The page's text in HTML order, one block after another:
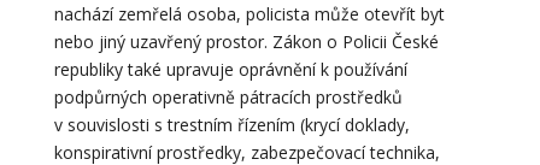
nachází zemřelá osoba, policista může otevřít byt
nebo jiný uzavřený prostor. Zákon o Policii České
republiky také upravuje oprávnění k používání
podpůrných operativně pátracích prostředků
v souvislosti s trestním řízením (krycí doklady,
konspirativní prostředky, zabezpečovací technika,